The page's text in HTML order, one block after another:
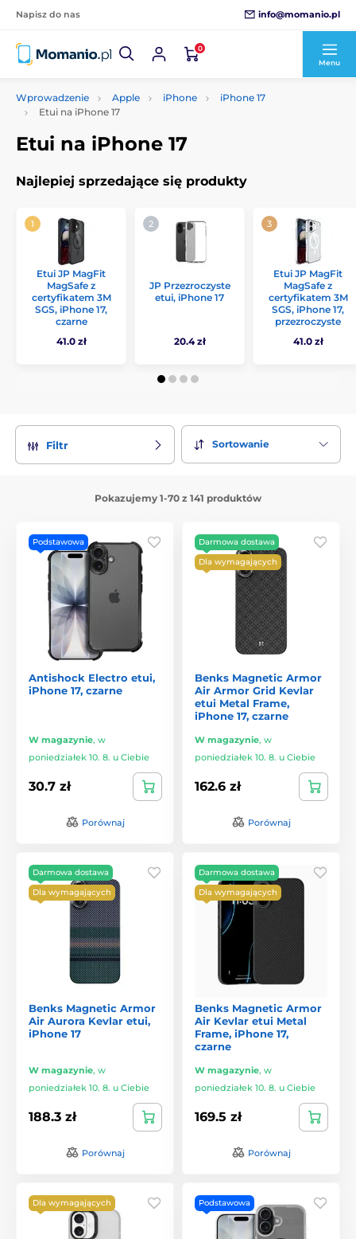
Napisz do nas info@momanio.pl
0
Menu
Wprowadzenie Apple iPhone
iPhone 17
Etui na iPhone 17
Etui na iPhone 17
Najlepiej sprzedające się produkty
Etui JP MagFit
MagSafe z
certyfikatem 3M
SGS, iPhone 17,
czarne
41.0 zł
JP Przezroczyste
etui, iPhone 17
20.4 zł
Etui JP MagFit
MagSafe z
certyfikatem 3M
SGS, iPhone 17,
przezroczyste
41.0 zł
Filtr Sortowanie
Pokazujemy 1-70 z 141 produktów
Podstawowa
Antishock Electro etui,
iPhone 17, czarne
W magazynie, w
poniedziałek 10. 8. u Ciebie
30.7 zł
Porównaj
Darmowa dostawa
Dla wymagających
Benks Magnetic Armor
Air Armor Grid Kevlar
etui Metal Frame,
iPhone 17, czarne
W magazynie, w
poniedziałek 10. 8. u Ciebie
162.6 zł
Porównaj
Darmowa dostawa
Dla wymagających
Benks Magnetic Armor
Air Aurora Kevlar etui,
iPhone 17
W magazynie, w
poniedziałek 10. 8. u Ciebie
188.3 zł
Porównaj
Darmowa dostawa
Dla wymagających
Benks Magnetic Armor
Air Kevlar etui Metal
Frame, iPhone 17,
czarne
W magazynie, w
poniedziałek 10. 8. u Ciebie
169.5 zł
Porównaj
Dla wymagających Podstawowa